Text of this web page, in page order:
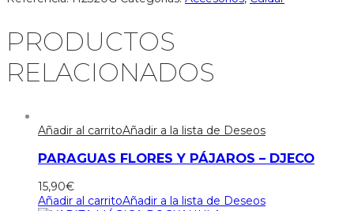
PRODUCTOS
RELACIONADOS
Añadir al carritoAñadir a la lista de Deseos
PARAGUAS FLORES Y PÁJAROS – DJECO
15,90€
Añadir al carritoAñadir a la lista de Deseos